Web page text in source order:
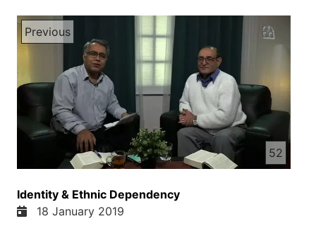
Previous
52
Identity & Ethnic Dependency
18 January 2019